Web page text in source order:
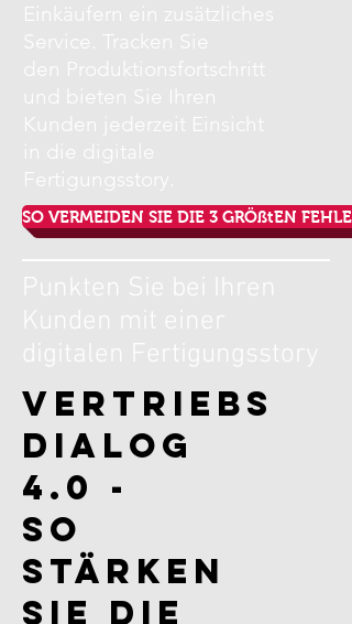
Einkäufern ein zusätzliches
Service. Tracken Sie
den Produktionsfortschritt
und bieten Sie Ihren
Kunden jederzeit Einsicht
in die digitale
Fertigungsstory.
SO VERMEIDEN SIE DIE 3 GRÖßtEN
Punkten Sie bei Ihren
Kunden mit einer
digitalen Fertigungsstory
Vertriebs
dialog
4.0 -
so
stärken
Sie die